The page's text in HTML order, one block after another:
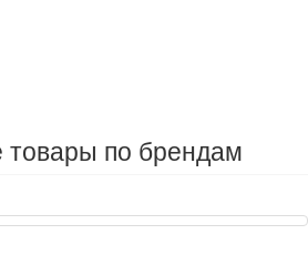
по брендам